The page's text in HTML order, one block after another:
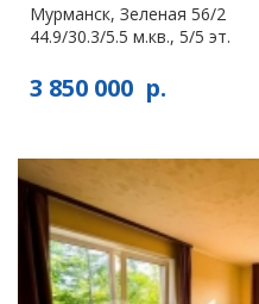
Мурманск, Зеленая 56/2
44.9/30.3/5.5 м.кв., 5/5 эт.
3 850 000 р.